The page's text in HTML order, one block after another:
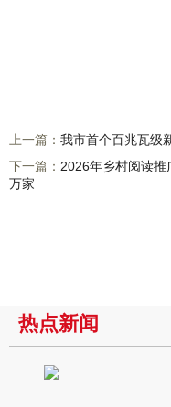
上一篇： 我市首个百兆瓦级
下一篇： 2026年乡村阅读
万家
热点新闻